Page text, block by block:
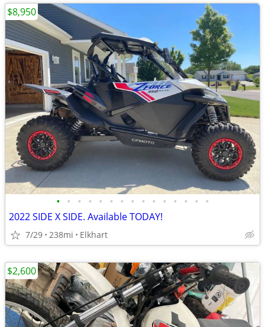
• • • • • • • • • • • • • • •
2022 SIDE X SIDE. Available TODAY!
7/29 238mi Elkhart
$8,950
$2,600